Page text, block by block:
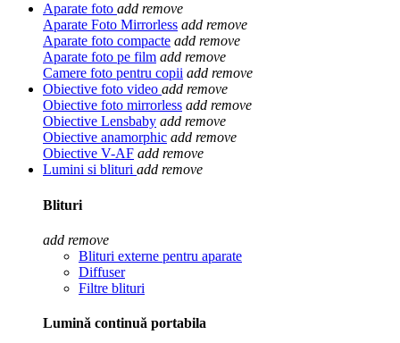
Aparate foto add remove
Aparate Foto Mirrorless add remove
Aparate foto compacte add remove
Aparate foto pe film add remove
Camere foto pentru copii add remove
Obiective foto video add remove
Obiective foto mirrorless add remove
Obiective Lensbaby add remove
Obiective anamorphic add remove
Obiective V-AF add remove
Lumini si blituri add remove
Blituri
add remove
Blituri externe pentru aparate
Diffuser
Filtre blituri
Lumină continuă portabila